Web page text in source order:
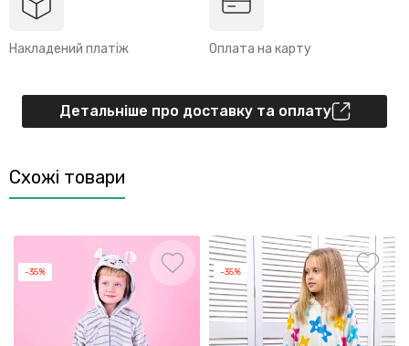
Накладений платіж Оплата на карту
Детальніше про доставку та оплату
Схожі товари
-35% -35%